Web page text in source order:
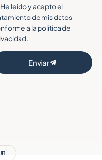
He leído y acepto el
de mis datos
a la política de
Enviar